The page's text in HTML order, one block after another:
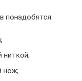
понадобятся:
ниткой;
нож;